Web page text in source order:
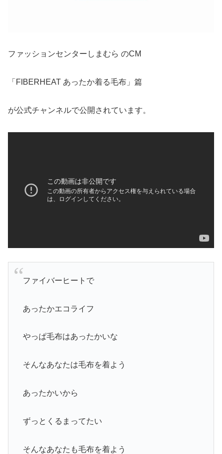
ファッションセンターしまむら のCM
「FIBERHEAT あったか着る毛布」篇
が公式チャンネルで公開されています。
ファイバーヒートで
あったかエコライフ
やっぱ毛布はあったかいな
そんなあなたは毛布を着よう
あったかいから
ずっとくるまってたい
そんなあなたも毛布を着よう